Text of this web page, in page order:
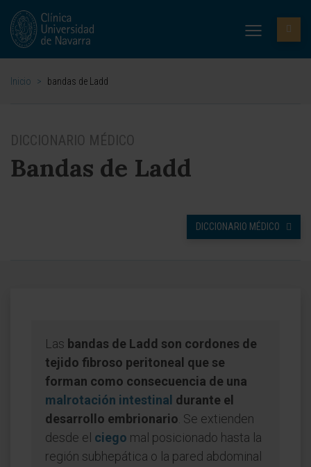
Inicio > bandas de Ladd
DICCIONARIO MÉDICO
Bandas de Ladd
DICCIONARIO MÉDICO
Las bandas de Ladd son cordones de
tejido fibroso peritoneal que se
forman como consecuencia de una
malrotación intestinal durante el
desarrollo embrionario . Se extienden
desde el ciego mal posicionado hasta la
región subhepática o la pared abdominal